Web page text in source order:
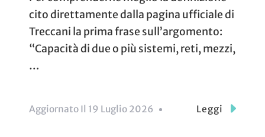
cito direttamente dalla pagina ufficiale di
Treccani la prima frase sull’argomento:
“Capacità di due o più sistemi, reti, mezzi,
…
Aggiornato Il 19 Luglio 2026 Leggi